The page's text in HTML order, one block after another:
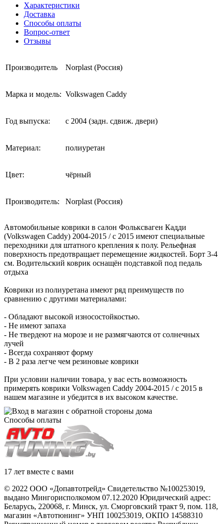
Характеристики
Доставка
Способы оплаты
Вопрос-ответ
Отзывы
Производитель Norplast (Россия)
Марка и модель: Volkswagen Caddy
Год выпуска: с 2004 (задн. сдвиж. двери)
Материал: полиуретан
Цвет: чёрный
Производитель: Norplast (Россия)
Автомобильные коврики в салон Фольксваген Кадди
(Volkswagen Caddy) 2004-2015 / с 2015 имеют специальные
переходники для штатного крепления к полу. Рельефная
поверхность предотвращает перемещение жидкостей. Борт 3-4
см. Водительский коврик оснащён подставкой под педаль
отдыха
Коврики из полиуретана имеют ряд преимуществ по
сравнению с другими материалами:
- Обладают высокой износостойкостью.
- Не имеют запаха
- Не твердеют на морозе и не размягчаются от солнечных
лучей
- Всегда сохраняют форму
- В 2 раза легче чем резиновые коврики
При условии наличии товара, у вас есть возможность
примерять коврики Volkswagen Caddy 2004-2015 / с 2015 в
нашем магазине и убедится в их высоком качестве.
Способы оплаты
17 лет вместе с вами
© 2022 ООО «Допавтотрейд» Свидетельство №100253019,
выдано Мингорисполкомом 07.12.2020 Юридический адрес:
Беларусь, 220068, г. Минск, ул. Сморговский тракт 9, пом. 118,
магазин «Автотюнинг» УНП 100253019, ОКПО 14588310